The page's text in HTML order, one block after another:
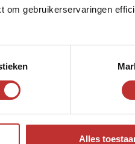
om gebruikerservaringen
Alles
dan in
werkende stof aan
juist omgepoold.